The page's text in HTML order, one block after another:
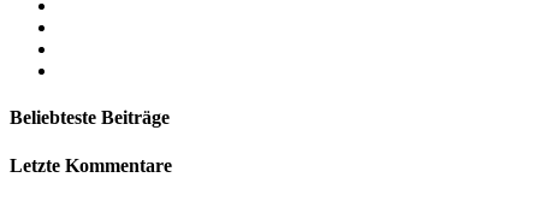
Beliebteste Beiträge
Letzte Kommentare